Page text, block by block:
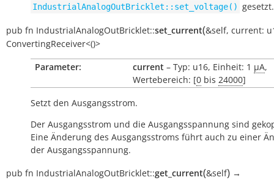
IndustrialAnalogOutBricklet::set_voltage() gesetzt.
pub fn IndustrialAnalogOutBricklet::set_current(&self, current:
ConvertingReceiver<()>
Parameter:
current – Typ: u16, Einheit: 1 µA,
Wertebereich: [0 bis 24000]
Setzt den Ausgangsstrom.
Der Ausgangsstrom und die Ausgangsspannung sind
Eine Änderung des Ausgangsstroms führt auch zu einer
der Ausgangsspannung.
pub fn IndustrialAnalogOutBricklet::get_current(&self) →